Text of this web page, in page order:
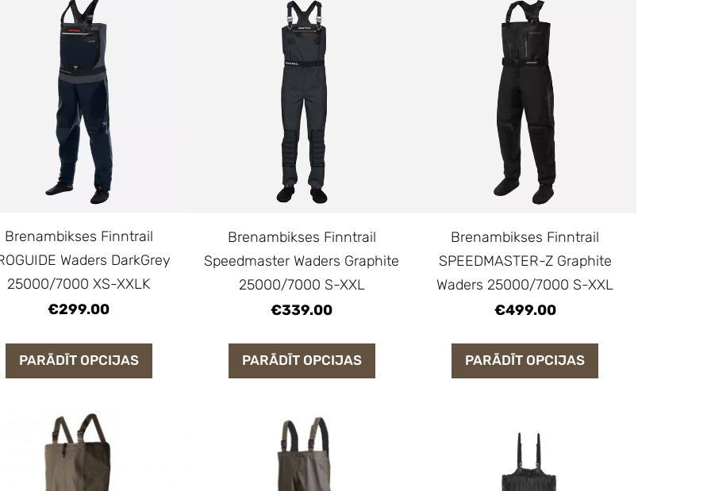
Brenambikses Finntrail
Waders DarkGrey
25000/7000 XS-XXLK
€299.00
PARĀDĪT OPCIJAS
Brenambikses Finntrail
Speedmaster Waders Graphite
25000/7000 S-XXL
€339.00
PARĀDĪT OPCIJAS
Brenambikses Finntrail
SPEEDMASTER-Z Graphite
Waders 25000/7000 S-XXL
€499.00
PARĀDĪT OPCIJAS